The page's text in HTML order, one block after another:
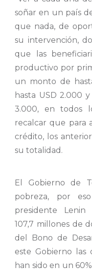
soñar en un país
que nada, de
su intervención,
que las
productivo por
un monto de
hasta USD 2.000
3.000, en todos
recalcar que para
crédito, los
su totalidad.
El Gobierno de
pobreza, por
presidente Lenin
107,7 millones de
del Bono de
este Gobierno las
han sido en un